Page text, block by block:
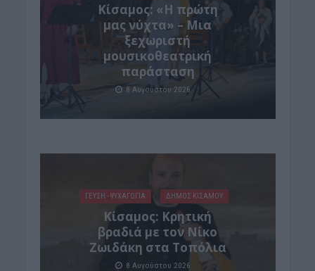
Κίσαμος: «Η πρώτη
μας νύχτα» – Μια
ξεχωριστή
μουσικοθεατρική
παράσταση
8 Αυγούστου 2026
ΓΕΎΣΗ - ΨΥΧΑΓΩΓΊΑ ΔΉΜΟΣ ΚΙΣΆΜΟΥ
Kίσαμος: Κρητική
βραδιά με τον Νίκο
Ζωιδάκη στα Τοπόλια
8 Αυγούστου 2026